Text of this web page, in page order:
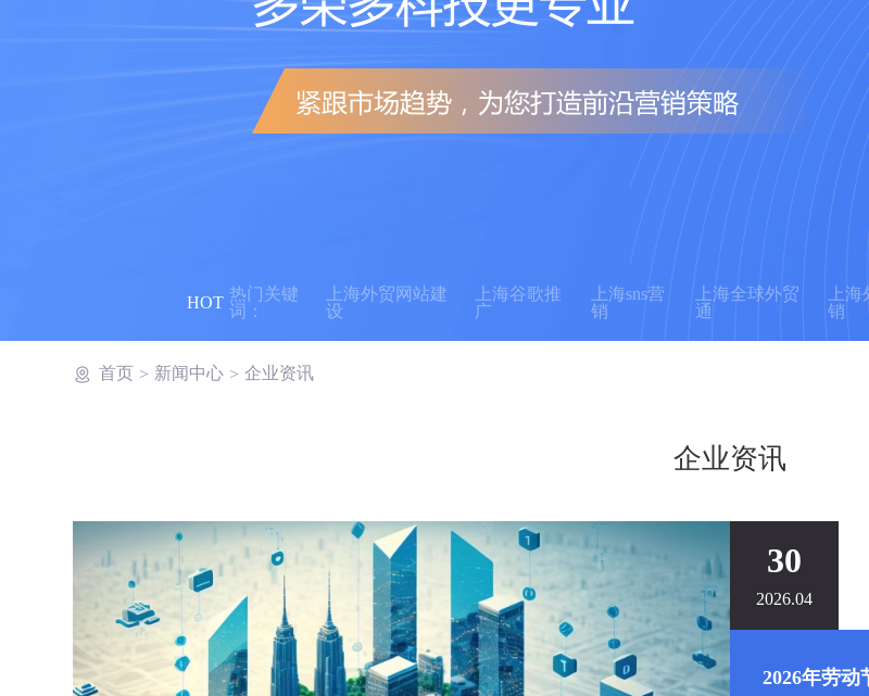
HOT 热门关键
词：
上海外贸网站建
设
上海谷歌推
广
上海sns营
销
上海全球外贸
通
上
销
首页 > 新闻中心 > 企业资讯
企业资讯
30
2026.04
2026年劳动